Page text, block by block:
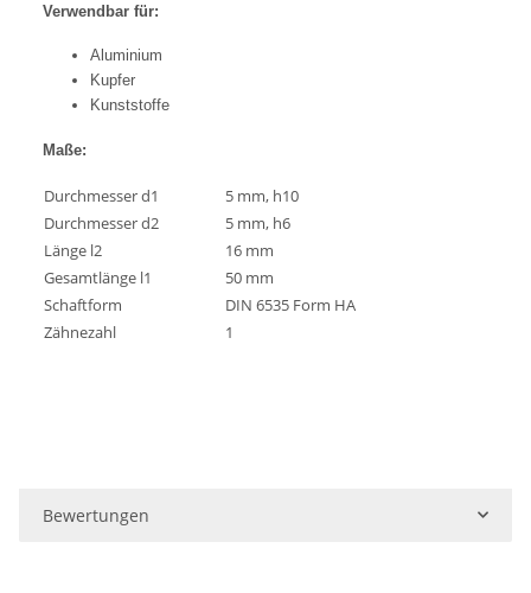
Verwendbar für:
Aluminium
Kupfer
Kunststoffe
Maße:
Durchmesser d1
5 mm, h10
Durchmesser d2
5 mm, h6
Länge l2
16 mm
Gesamtlänge l1
50 mm
Schaftform
DIN 6535 Form HA
Zähnezahl
1
Bewertungen